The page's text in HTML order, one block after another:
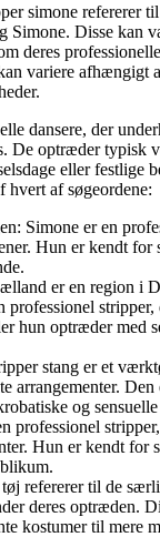
simone refererer
Simone. Disse kan
deres
variere afhængigt
dansere, der
De optræder typisk
eller festlige
hvert af søgeordene:
Simone er en
Hun er kendt for
er en region i
stripper,
hun optræder med
stang er et
arrangementer.
og
professionel
Hun er kendt for
refererer til de
deres optræden.
kostumer til mere